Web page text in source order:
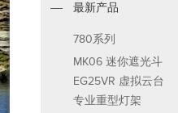
最新产品
780系列
MK06 迷你遮光斗
EG25VR 虚拟云台
专业重型灯架